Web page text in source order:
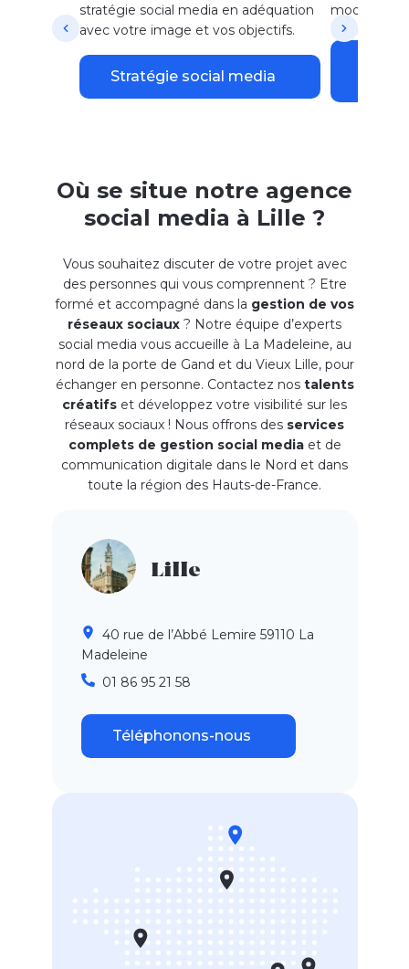
stratégie social media en adéquation
avec votre image et vos objectifs.
Stratégie social media
Où se situe notre agence
social media à Lille ?
Vous souhaitez discuter de votre projet avec
des personnes qui vous comprennent ? Etre
formé et accompagné dans la gestion de vos
réseaux sociaux ? Notre équipe d’experts
social media vous accueille à La Madeleine, au
nord de la porte de Gand et du Vieux Lille, pour
échanger en personne. Contactez nostalents
créatifs et développez votre visibilité sur les
réseaux sociaux ! Nous offrons des services
complets de gestion social mediaet de
communication digitale dans le Nord et dans
toute la région des Hauts-de-France.
Lille
40 rue de l’Abbé Lemire 59110 La
Madeleine
01 86 95 21 58
Téléphonons-nous